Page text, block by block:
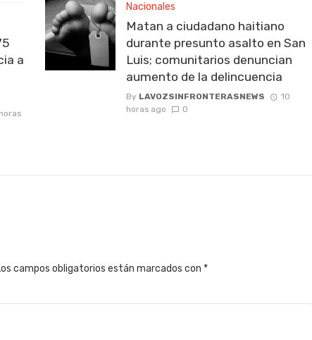
a
Nacionales
Matan a ciudadano haitiano
durante presunto asalto en San
Luis; comunitarios denuncian
aumento de la delincuencia
By LAVOZSINFRONTERASNEWS
10
horas ago
0
campos obligatorios están marcados con *